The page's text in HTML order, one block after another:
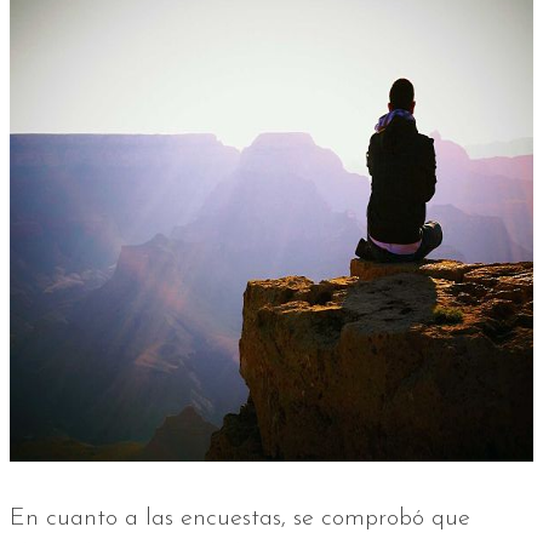
En cuanto a las encuestas, se comprobó que